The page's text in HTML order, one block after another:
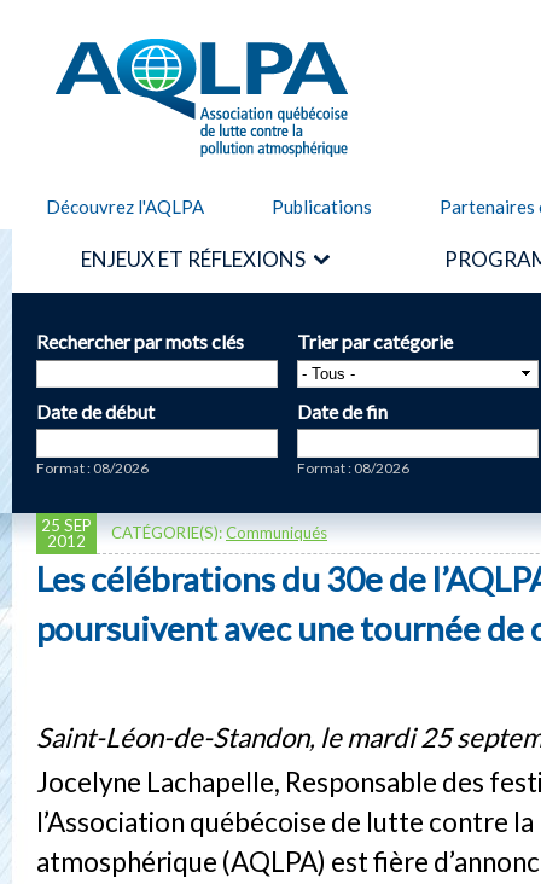
AQLPA
Découvrez l'AQLPA Publications Partenaires
ENJEUX ET RÉFLEXIONS
Rechercher par mots clés Trier par catégorie
Date de début
Format : 08/2026
Date de fin
Format : 08/2026
25 SEP
2012
CATÉGORIE(S):Communiqués
Les célébrations du 30e de
poursuivent avec une tournée de
Saint-Léon-de-Standon, le mardi 25
Jocelyne Lachapelle, Responsable des
l’Association québécoise de lutte contre
atmosphérique (AQLPA) est fière